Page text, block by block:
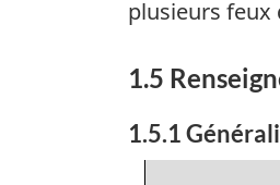
plusieurs feux
1.5
1.5.1